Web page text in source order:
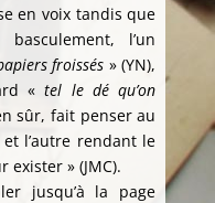
en voix tandis que
l’un
froissés » (YN),
«tel le dé qu’on
sûr, fait penser au
l’autre rendant le
» (JMC).
jusqu’à la page